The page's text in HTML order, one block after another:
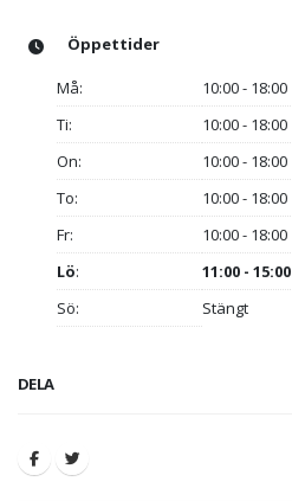
Öppettider
Må:
10:00 - 18:00
Ti:
10:00 - 18:00
On:
10:00 - 18:00
To:
10:00 - 18:00
Fr:
10:00 - 18:00
Lö:
11:00 - 15:00
Sö:
Stängt
DELA